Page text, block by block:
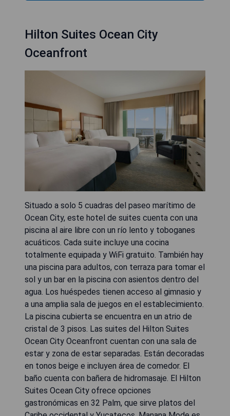
Hilton Suites Ocean City
Oceanfront
Situado a solo 5 cuadras del paseo marítimo de
Ocean City, este hotel de suites cuenta con una
piscina al aire libre con un río lento y toboganes
acuáticos. Cada suite incluye una cocina
totalmente equipada y WiFi gratuito. También hay
una piscina para adultos, con terraza para tomar el
sol y un bar en la piscina con asientos dentro del
agua. Los huéspedes tienen acceso al gimnasio y
a una amplia sala de juegos en el establecimiento.
La piscina cubierta se encuentra en un atrio de
cristal de 3 pisos. Las suites del Hilton Suites
Ocean City Oceanfront cuentan con una sala de
estar y zona de estar separadas. Están decoradas
en tonos beige e incluyen área de comedor. El
baño cuenta con bañera de hidromasaje. El Hilton
Suites Ocean City ofrece opciones
gastronómicas en 32 Palm, que sirve platos del